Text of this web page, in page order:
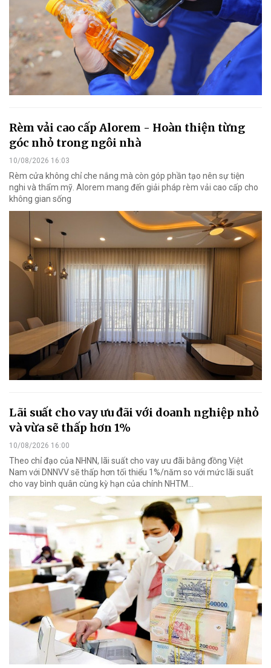
Rèm vải cao cấp Alorem - Hoàn thiện từng
góc nhỏ trong ngôi nhà
10/08/2026 16:03
Rèm cửa không chỉ che nắng mà còn góp phần tạo nên sự tiện
nghi và thẩm mỹ. Alorem mang đến giải pháp rèm vải cao cấp cho
không gian sống
Lãi suất cho vay ưu đãi với doanh nghiệp nhỏ
và vừa sẽ thấp hơn 1%
10/08/2026 16:00
Theo chỉ đạo của NHNN, lãi suất cho vay ưu đãi bằng đồng Việt
Nam với DNNVV sẽ thấp hơn tối thiểu 1%/năm so với mức lãi suất
cho vay bình quân cùng kỳ hạn của chính NHTM...